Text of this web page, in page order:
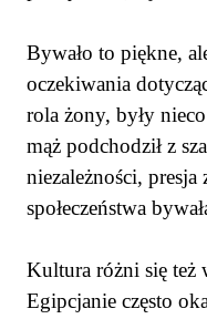
Bywało to piękne,
oczekiwania
rola żony, były
mąż podchodził z
niezależności,
społeczeństwa
Kultura różni się też
Egipcjanie często